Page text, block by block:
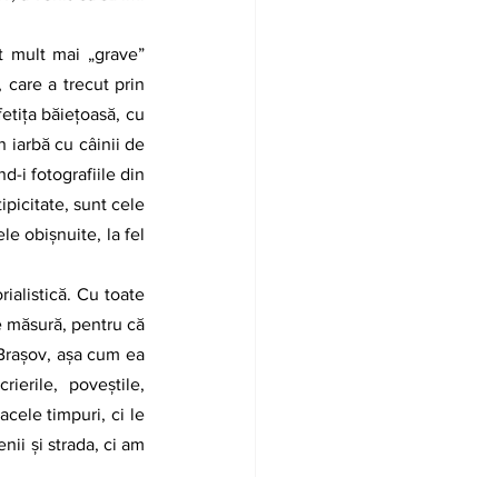
care a trecut prin
băiețoasă, cu
iarbă cu câinii de
i fotografiile din
sunt cele
obișnuite, la fel
pentru că
așa cum ea
poveștile,
timpuri, ci le
și strada, ci am